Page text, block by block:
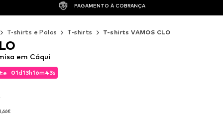
PAGAMENTO À COBRANÇA
T-shirts e Polos T-shirts T-shirts VAMOS CLO
01d13h16m41s
01d13h16m41s
em Cáqui